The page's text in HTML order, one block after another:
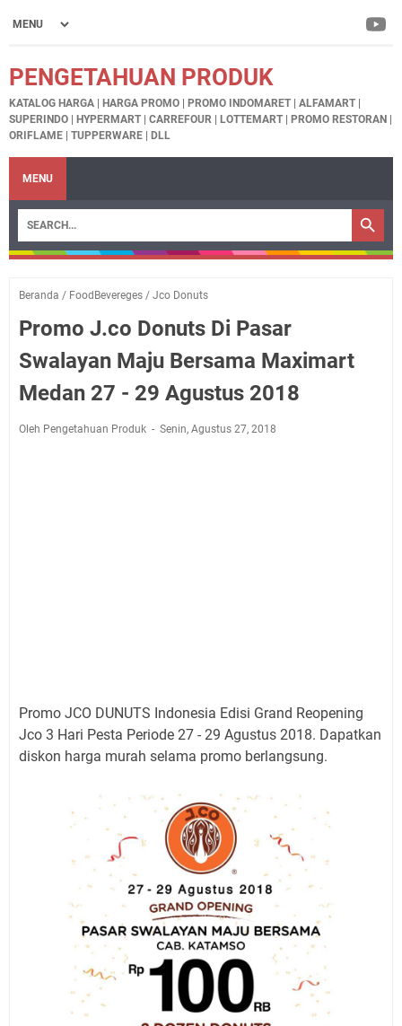
PENGETAHUAN PRODUK
KATALOG HARGA | HARGA PROMO | PROMO INDOMARET | ALFAMART |
SUPERINDO | HYPERMART | CARREFOUR | LOTTEMART | PROMO RESTORAN |
ORIFLAME | TUPPERWARE | DLL
MENU
Beranda / FoodBevereges / Jco Donuts
Promo J.co Donuts Di Pasar
Swalayan Maju Bersama Maximart
Medan 27 - 29 Agustus 2018
Oleh Pengetahuan Produk Senin, Agustus 27, 2018
Promo JCO DUNUTS Indonesia Edisi Grand Reopening
Jco 3 Hari Pesta Periode 27 - 29 Agustus 2018. Dapatkan
diskon harga murah selama promo berlangsung.